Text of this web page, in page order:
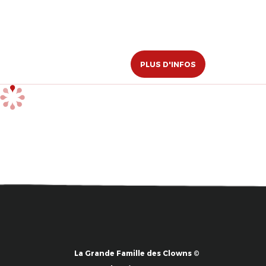
PLUS D'INFOS
La Grande Famille des Clowns ©